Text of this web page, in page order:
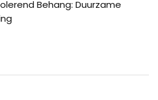
Behang: Duurzame